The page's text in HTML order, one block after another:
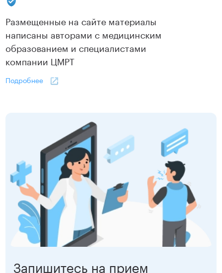
Размещенные на сайте материалы
написаны авторами с медицинским
образованием и специалистами
компании ЦМРТ
Подробнее
Запишитесь на прием